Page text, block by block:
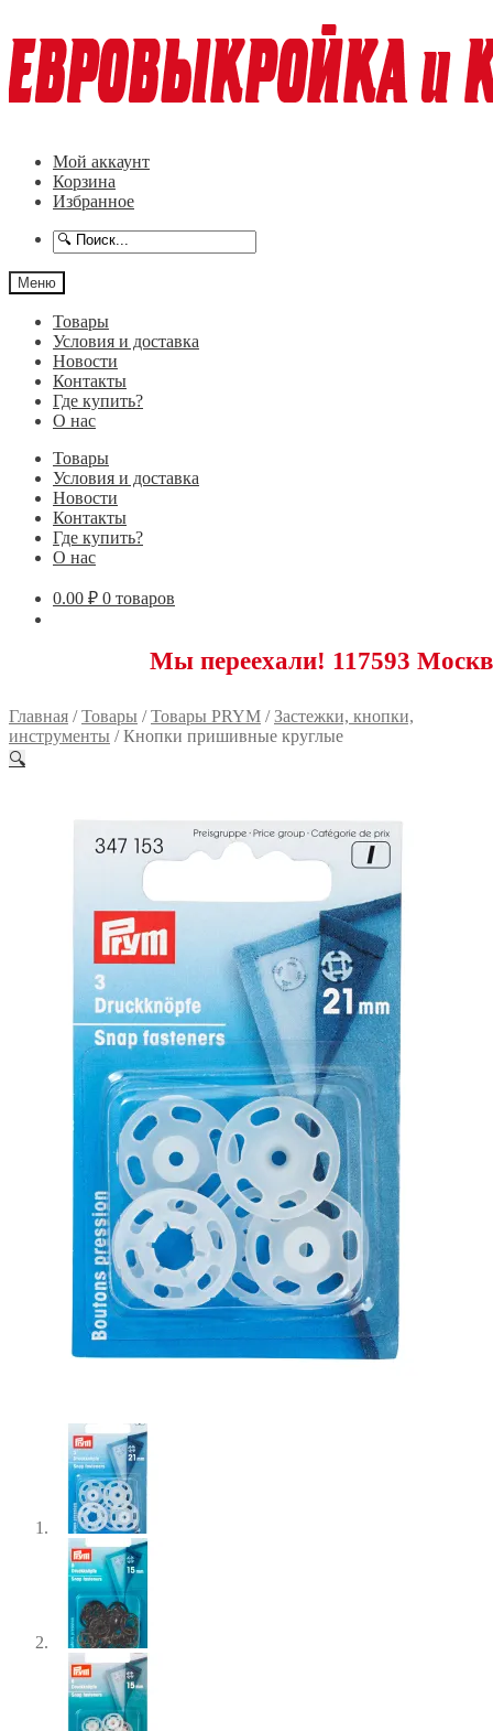
к
навигации
к
содержимому
Мой аккаунт
Корзина
Избранное
Меню
Товары
Условия и доставка
Новости
Контакты
Где купить?
О нас
Товары
Условия и доставка
Новости
Контакты
Где купить?
О нас
0.00 ₽ 0 товаров
Мы переехали! 117593 Москва,
Главная /Товары /Товары PRYM /Застежки, кнопки,
инструменты /Кнопки пришивные круглые
🔍